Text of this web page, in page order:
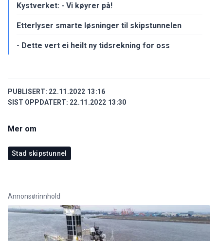
Kystverket: - Vi køyrer på!
Etterlyser smarte løsninger til skipstunnelen
- Dette vert ei heilt ny tidsrekning for oss
PUBLISERT: 22.11.2022 13:16
SIST OPPDATERT: 22.11.2022 13:30
Mer om
Stad skipstunnel
Annonsørinnhold